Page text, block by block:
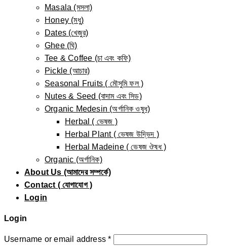
Masala (মসলা)
Honey (মধু)
Dates (খেজুর)
Ghee (ঘি)
Tee & Coffee (চা এবং কফি)
Pickle (আচার)
Seasonal Fruits ( মৌসুমি ফল )
Nutes & Seed (বাদাম এবং সিড)
Organic Medesin (অর্গানিক ওষুধ)
Herbal ( ভেষজ )
Herbal Plant ( ভেষজ উদ্ভিদ )
Herbal Madeine ( ভেষজ ঔষধ )
Organic (অর্গানিক)
About Us (আমাদের সম্পর্কে)
Contact ( যোগাযোগ )
Login
Login
Username or email address*